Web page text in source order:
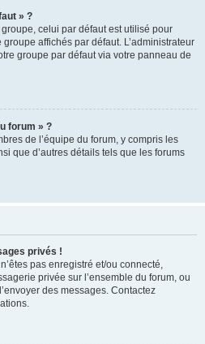
» ?
celui par défaut est utilisé pour
affichés par défaut. L’administrateur
groupe par défaut via votre panneau de
forum » ?
de l’équipe du forum, y compris les
que d’autres détails tels que les forums
privés !
pas enregistré et/ou connecté,
privée sur l’ensemble du forum, ou
des messages. Contactez